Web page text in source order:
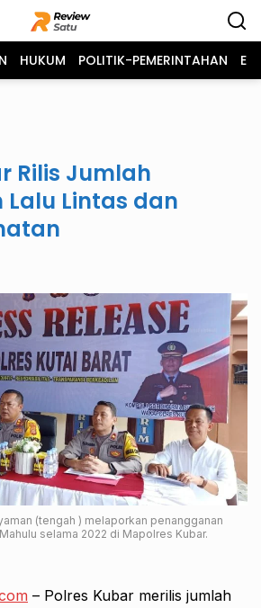
HUKUM POLITIK-PEMERINTAHAN
Rilis Jumlah
Lalu Lintas dan
(tengah ) melaporkan penangganan
selama 2022 di Mapolres Kubar.
– Polres Kubar merilis jumlah